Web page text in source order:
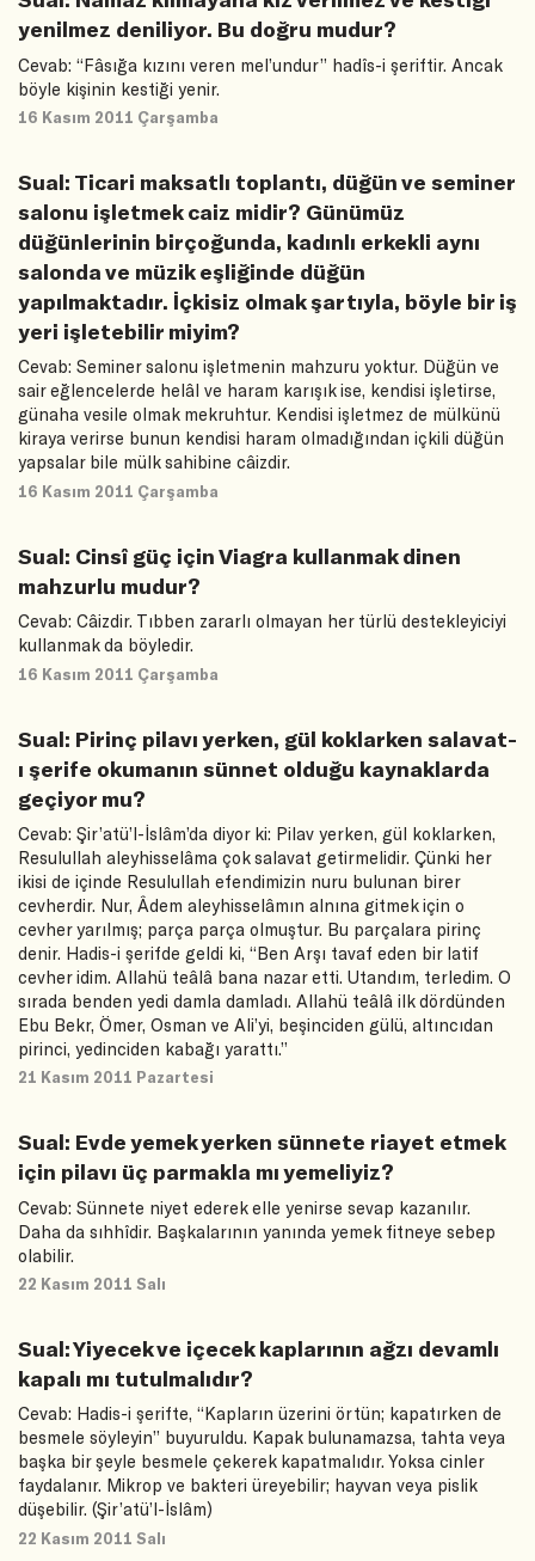
yenilmez deniliyor. Bu doğru mudur?
Cevab: “Fâsığa kızını veren mel’undur” hadîs-i şeriftir. Ancak
böyle kişinin kestiği yenir.
16 Kasım 2011 Çarşamba
Sual: Ticari maksatlı toplantı, düğün ve seminer
salonu işletmek caiz midir? Günümüz
düğünlerinin birçoğunda, kadınlı erkekli aynı
salonda ve müzik eşliğinde düğün
yapılmaktadır. İçkisiz olmak şartıyla, böyle bir iş
yeri işletebilir miyim?
Cevab: Seminer salonu işletmenin mahzuru yoktur. Düğün ve
sair eğlencelerde helâl ve haram karışık ise, kendisi işletirse,
günaha vesile olmak mekruhtur. Kendisi işletmez de mülkünü
kiraya verirse bunun kendisi haram olmadığından içkili düğün
yapsalar bile mülk sahibine câizdir.
16 Kasım 2011 Çarşamba
Sual: Cinsî güç için Viagra kullanmak dinen
mahzurlu mudur?
Cevab: Câizdir. Tıbben zararlı olmayan her türlü destekleyiciyi
kullanmak da böyledir.
16 Kasım 2011 Çarşamba
Sual: Pirinç pilavı yerken, gül koklarken salavat-
ı şerife okumanın sünnet olduğu kaynaklarda
geçiyor mu?
Cevab: Şir’atü’l-İslâm’da diyor ki: Pilav yerken, gül koklarken,
Resulullah aleyhisselâma çok salavat getirmelidir. Çünki her
ikisi de içinde Resulullah efendimizin nuru bulunan birer
cevherdir. Nur, Âdem aleyhisselâmın alnına gitmek için o
cevher yarılmış; parça parça olmuştur. Bu parçalara pirinç
denir. Hadis-i şerifde geldi ki, “Ben Arşı tavaf eden bir latif
cevher idim. Allahü teâlâ bana nazar etti. Utandım, terledim. O
sırada benden yedi damla damladı. Allahü teâlâ ilk dördünden
Ebu Bekr, Ömer, Osman ve Ali’yi, beşinciden gülü, altıncıdan
pirinci, yedinciden kabağı yarattı.”
21 Kasım 2011 Pazartesi
Sual: Evde yemek yerken sünnete riayet etmek
için pilavı üç parmakla mı yemeliyiz?
Cevab: Sünnete niyet ederek elle yenirse sevap kazanılır.
Daha da sıhhîdir. Başkalarının yanında yemek fitneye sebep
olabilir.
22 Kasım 2011 Salı
Sual: Yiyecek ve içecek kaplarının ağzı devamlı
kapalı mı tutulmalıdır?
Cevab: Hadis-i şerifte, “Kapların üzerini örtün; kapatırken de
besmele söyleyin” buyuruldu. Kapak bulunamazsa, tahta veya
başka bir şeyle besmele çekerek kapatmalıdır. Yoksa cinler
faydalanır. Mikrop ve bakteri üreyebilir; hayvan veya pislik
düşebilir. (Şir’atü’l-İslâm)
22 Kasım 2011 Salı